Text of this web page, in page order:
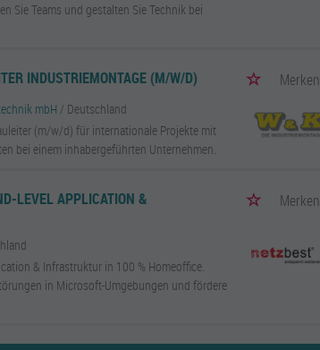
Sie Teams und gestalten Sie Technik bei
INDUSTRIEMONTAGE (M/W/D) Merken
mbH / Deutschland
(m/w/d) für internationale Projekte mit
bei einem inhabergeführten Unternehmen.
LEVEL APPLICATION & Merken
& Infrastruktur in 100 % Homeoffice.
in Microsoft-Umgebungen und fördere